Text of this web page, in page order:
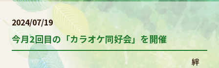
2024/07/19
今月2回目の「カラオケ同好会」を開催
絆